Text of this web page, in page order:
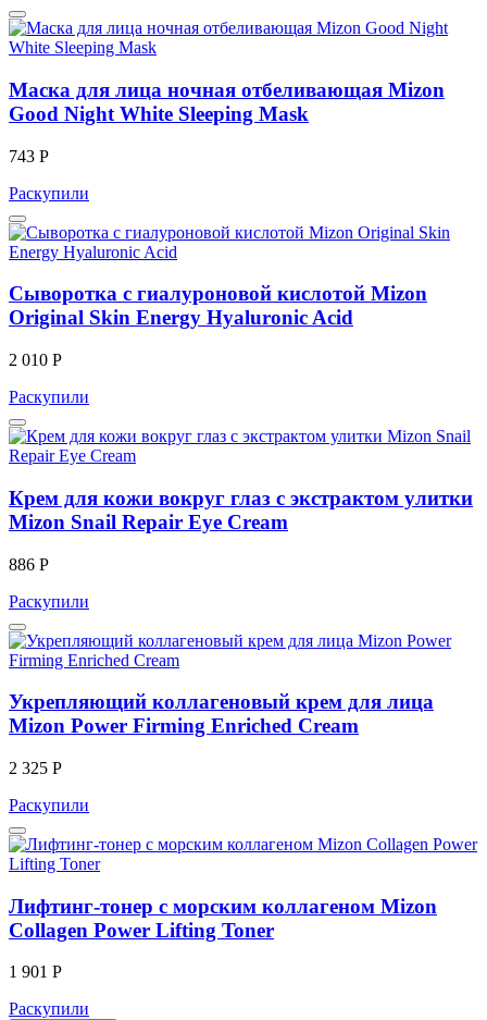
Маска для лица ночная отбеливающая Mizon
Good Night White Sleeping Mask
743 Р
Раскупили
Сыворотка с гиалуроновой кислотой Mizon
Original Skin Energy Hyaluronic Acid
2 010 Р
Раскупили
Крем для кожи вокруг глаз с экстрактом улитки
Mizon Snail Repair Eye Cream
886 Р
Раскупили
Укрепляющий коллагеновый крем для лица
Mizon Power Firming Enriched Cream
2 325 Р
Раскупили
Лифтинг-тонер с морским коллагеном Mizon
Collagen Power Lifting Toner
1 901 Р
Раскупили